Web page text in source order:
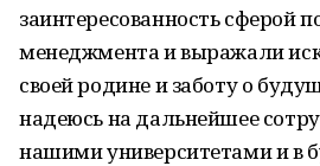
заинтересованность сферой
менеджмента и выражали
своей родине изаботу о
надеюсь на дальнейшее
нашими университетами и в